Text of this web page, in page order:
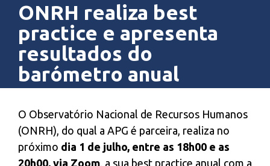
ONRH realiza best
practice e apresenta
resultados do
barómetro anual
Larger
Image
O Observatório Nacional de Recursos Humanos
(ONRH), do qual a APG é parceira, realiza no
próximo dia 1 de julho, entre as 18h00 e as
20h00, via Zoom, a sua best practice anual com a